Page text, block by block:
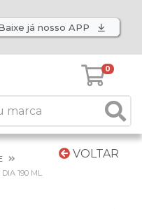
já nosso APP
0
VOLTAR
190 ML